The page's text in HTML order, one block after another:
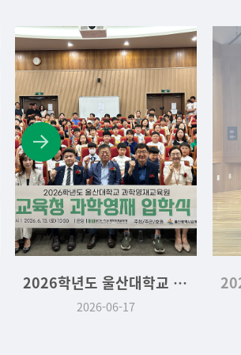
2026학년도 울산대학교 심화·사사과정 입학식
2026-03-07